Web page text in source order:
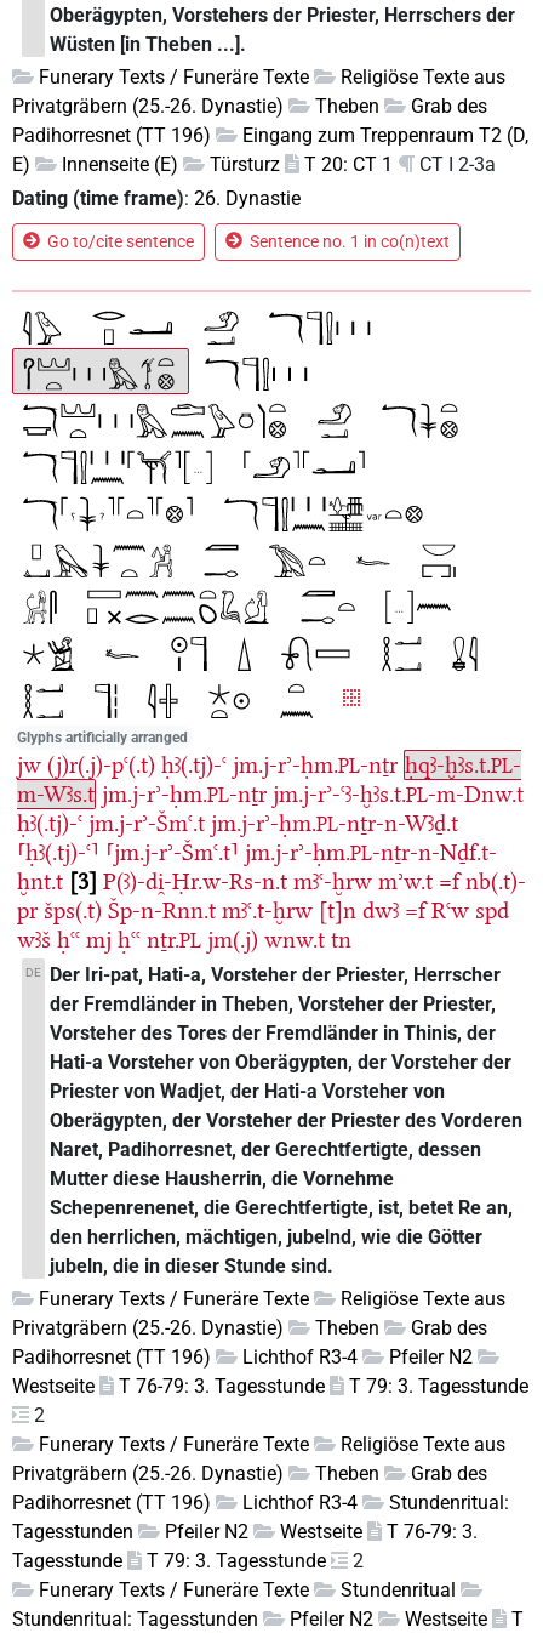
Oberägypten, Vorstehers der Priester, Herrschers der
Wüsten [in Theben ...].
Funerary Texts / Funeräre Texte
Religiöse Texte aus
Privatgräbern (25.-26. Dynastie)
Theben
Grab des
Padihorresnet (TT 196)
Eingang zum Treppenraum T2 (D,
E)
Innenseite (E) Türsturz T 20: CT 1
CT I 2-3a
Dating (time frame): 26. Dynastie
Go to/cite sentence Sentence no. 1 in co(n)text
Glyphs artificially arranged
jw (j)r(.j)-pꜥ(.t) ḥꜣ(.tj)-ꜥ jm.j-rʾ-ḥm.PL-nṯr ḥqꜣ-ḫꜣs.t.PL-
m-Wꜣs.t jm.j-rʾ-ḥm.PL-nṯr jm.j-rʾ-ꜥꜣ-ḫꜣs.t.PL-m-Dnw.t
ḥꜣ(.tj)-ꜥ jm.j-rʾ-Šmꜥ.t jm.j-rʾ-ḥm.PL-nṯr-n-Wꜣḏ.t
⸢ḥꜣ(.tj)-ꜥ⸣ ⸢jm.j-rʾ-Šmꜥ.t⸣ jm.j-rʾ-ḥm.PL-nṯr-n-Nḏf.t-
ḫnt.t 3 P(ꜣ)-di̯-Ḥr.w-Rs-n.t mꜣꜥ-ḫrw mʾw.t =f nb(.t)-
pr šps(.t) Šp-n-Rnn.t mꜣꜥ.t-ḫrw [t]n dwꜣ =f Rꜥw spd
wꜣš ḥꜥꜥ mj ḥꜥꜥ nṯr.PL jm(.j) wnw.t tn
DE
Der Iri-pat, Hati-a, Vorsteher der Priester, Herrscher
der Fremdländer in Theben, Vorsteher der Priester,
Vorsteher des Tores der Fremdländer in Thinis, der
Hati-a Vorsteher von Oberägypten, der Vorsteher der
Priester von Wadjet, der Hati-a Vorsteher von
Oberägypten, der Vorsteher der Priester des Vorderen
Naret, Padihorresnet, der Gerechtfertigte, dessen
Mutter diese Hausherrin, die Vornehme
Schepenrenenet, die Gerechtfertigte, ist, betet Re an,
den herrlichen, mächtigen, jubelnd, wie die Götter
jubeln, die in dieser Stunde sind.
Funerary Texts / Funeräre Texte
Religiöse Texte aus
Privatgräbern (25.-26. Dynastie)
Theben
Grab des
Padihorresnet (TT 196)
Lichthof R3-4
Pfeiler N2
Westseite
T 76-79: 3. Tagesstunde
T 79: 3. Tagesstunde
2
Funerary Texts / Funeräre Texte
Religiöse Texte aus
Privatgräbern (25.-26. Dynastie)
Theben
Grab des
Padihorresnet (TT 196)
Lichthof R3-4
Stundenritual:
Tagesstunden
Pfeiler N2 Westseite
T 76-79: 3.
Tagesstunde
T 79: 3. Tagesstunde
2
Funerary Texts / Funeräre Texte
Stundenritual
Stundenritual: Tagesstunden
Pfeiler N2 Westseite
T